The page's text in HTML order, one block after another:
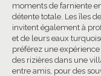
moments de farniente
détente totale. Les îles
invitent également à
et de leurs eaux
préférez une
des rizières dans une
entre amis, pour des